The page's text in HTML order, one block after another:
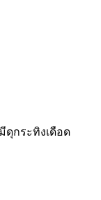
ดุกระทิงเดือด